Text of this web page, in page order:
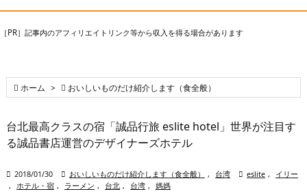
［PR］記事内のアフィリエイトリンク等から収入を得る場合があります
 ホーム >  おいしいものだけ紹介します（食全般）
台北最高クラスの宿「誠品行旅 eslite hotel」世界が注目す
る誠品書店運営のデザイナーズホテル
 2018/01/30  おいしいものだけ紹介します（食全般） , 台湾  eslite ,
イリー
,
ホテル・宿 , ラーメン , 台北 , 台湾 , 媽媽